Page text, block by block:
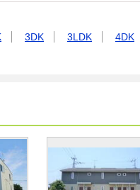
3DK 3LDK 4DK